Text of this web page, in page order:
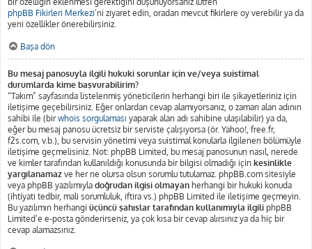
phpBB Fikirleri Merkezi’ni ziyaret edin, oradan mevcut fikirlere oy verebilir ya da
yeni özellikler önerebilirsiniz.
Başa dön
Bu mesaj panosuyla ilgili hukuki sorunlar için ve/veya suistimal
durumlarda kime başvurabilirim?
“Takım” sayfasında listelenmiş yöneticilerin herhangi biri ile şikayetleriniz için
iletişime geçebilirsiniz. Eğer onlardan cevap alamıyorsanız, o zaman alan adının
sahibi ile (birwhois sorgulaması yaparak alan adı sahibine ulaşılabilir) ya da,
eğer bu mesaj panosu ücretsiz bir serviste çalışıyorsa (ör. Yahoo!, free.fr,
f2s.com, v.b.), bu servisin yönetimi veya suistimal konularla ilgilenen bölümüyle
iletişime geçmelisiniz. Not: phpBB Limited, bu mesaj panosunun nasıl, nerede
ve kimler tarafından kullanıldığı konusunda bir bilgisi olmadığı için kesinlikle
yargılanamaz ve her ne olursa olsun sorumlu tutulamaz. phpBB.com sitesiyle
veya phpBB yazılımıyla doğrudan ilgisi olmayan herhangi bir hukuki konuda
(ihtiyati tedbir, mali sorumluluk, iftira vs.) phpBB Limited ile iletişime geçmeyin.
Bu yazılımın herhangi üçüncü şahıslar tarafından kullanımıyla ilgili phpBB
Limited’e e-posta gönderirseniz, ya çok kısa bir cevap alırsınız ya da hiç bir
cevap alamazsınız.